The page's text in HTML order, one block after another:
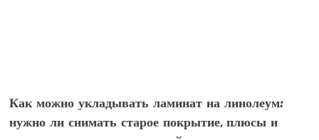
Как можно укладывать ламинат на линолеум:
нужно ли снимать старое покрытие, плюсы и